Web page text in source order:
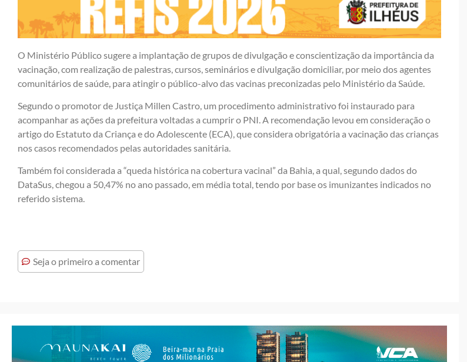
O Ministério Público sugere a implantação de grupos de divulgação e conscientização da importância da
vacinação, com realização de palestras, cursos, seminários e divulgação domiciliar, por meio dos agentes
comunitários de saúde, para atingir o público-alvo das vacinas preconizadas pelo Ministério da Saúde.
Segundo o promotor de Justiça Millen Castro, um procedimento administrativo foi instaurado para
acompanhar as ações da prefeitura voltadas a cumprir o PNI. A recomendação levou em consideração o
artigo do Estatuto da Criança e do Adolescente (ECA), que considera obrigatória a vacinação das crianças
nos casos recomendados pelas autoridades sanitária.
Também foi considerada a “queda histórica na cobertura vacinal” da Bahia, a qual, segundo dados do
DataSus, chegou a 50,47% no ano passado, em média total, tendo por base os imunizantes indicados no
referido sistema.
Seja o primeiro a comentar